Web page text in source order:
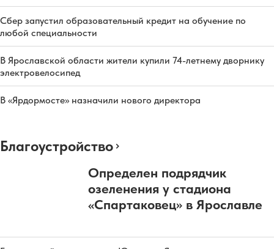
Сбер запустил образовательный кредит на обучение по
любой специальности
В Ярославской области жители купили 74-летнему дворнику
электровелосипед
В «Ярдормосте» назначили нового директора
Благоустройство
Определен подрядчик
озеленения у стадиона
«Спартаковец» в Ярославле